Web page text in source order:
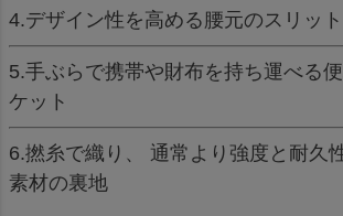
4.デザイン性を高める腰元のスリット
5.手ぶらで携帯や財布を持ち運べる
ケット
6.撚糸で織り、 通常より強度と耐久
素材の裏地